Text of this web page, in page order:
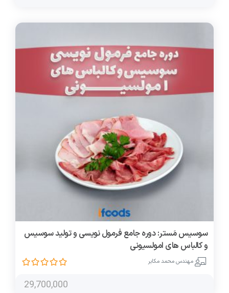
سوسیس مَستر: دوره جامع فرمول نویسی و تولید سوسیس
و کالباس های امولسیونی
مهندس محمد مکابر
29,700,000